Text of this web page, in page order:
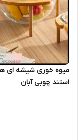
میوه خوری شیشه ای
استند چوبی آبان